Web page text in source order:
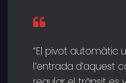
“El pivot automàtic
l’entrada d’aquest